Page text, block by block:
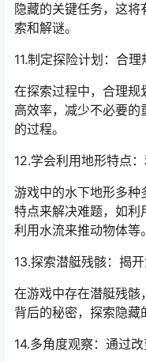
隐藏的关键任务，这
索和解谜。
11.制定探险计划：合
在探索过程中，合理规
高效率，减少不必要
的过程。
12.学会利用地形特点
游戏中的水下地形多种
特点来解决难题，如利
利用水流来推动物体等。
13.探索潜艇残骸：揭
在游戏中存在潜艇残骸
背后的秘密，探索隐藏
14.多角度观察：通过